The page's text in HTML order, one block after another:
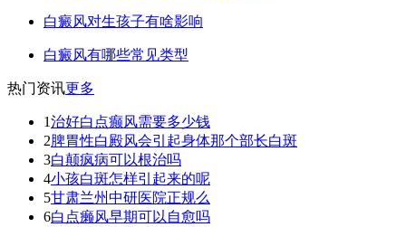
白癜风对生孩子有啥影响
白癜风有哪些常见类型
热门资讯更多
1治好白点癫风需要多少钱
2脾胃性白殿风会引起身体那个部长白斑
3白颠疯病可以根治吗
4小孩白斑怎样引起来的呢
5甘肃兰州中研医院正规么
6白点癞风早期可以自愈吗